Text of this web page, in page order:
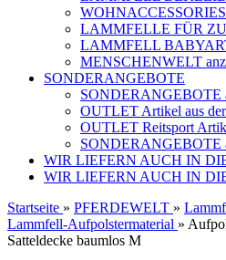
WOHNACCESSORIES
LAMMFELLE FÜR
LAMMFELL
MENSCHENWELT
SONDERANGEBOTE
SONDERANGEBOTE
OUTLET Artikel aus
OUTLET Reitsport
SONDERANGEBOTE
WIR LIEFERN AUCH IN
WIR LIEFERN AUCH IN
Startseite » PFERDEWELT »
Lammfell-Aufpolstermaterial »
Satteldecke baumlos M